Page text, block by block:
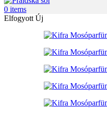
0 items
Elfogyott Új